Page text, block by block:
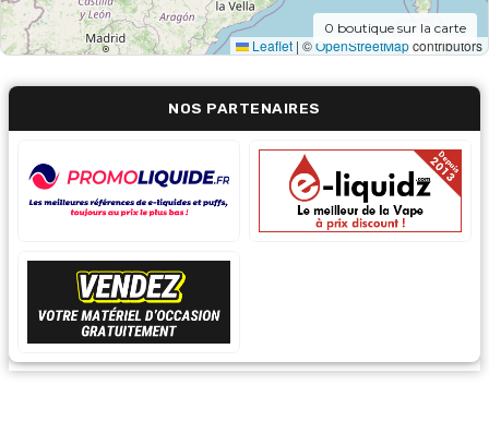
Leaflet | ©OpenStreetMapcontributors
0 boutique sur la carte
NOS PARTENAIRES